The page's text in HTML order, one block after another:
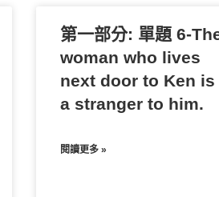
第一部分: 單題 6-
woman who lives
next door to Ken is
a stranger to him.
閱讀更多 »